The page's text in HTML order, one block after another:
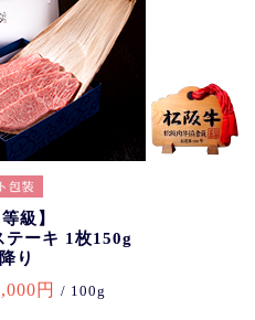
級】
テーキ 1枚150g
り
円 / 100g